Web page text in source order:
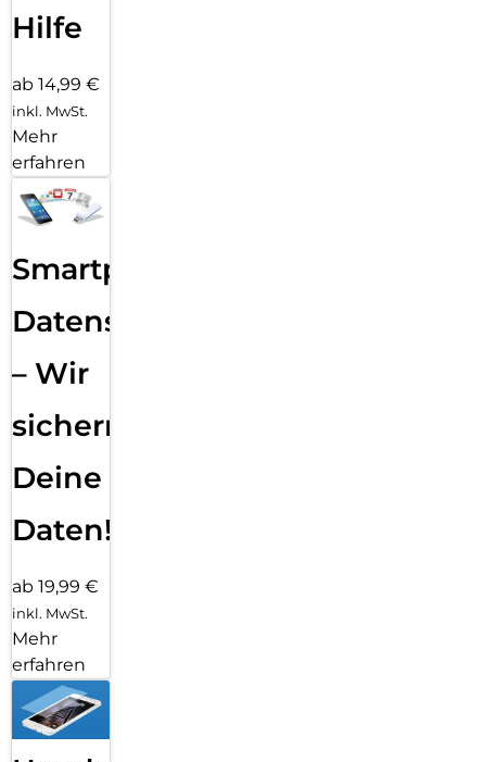
Hilfe
ab 14,99 €
inkl. MwSt.
Mehr
erfahren
Smartphone
Datensicherung
– Wir
sichern
Deine
Daten!
ab 19,99 €
inkl. MwSt.
Mehr
erfahren